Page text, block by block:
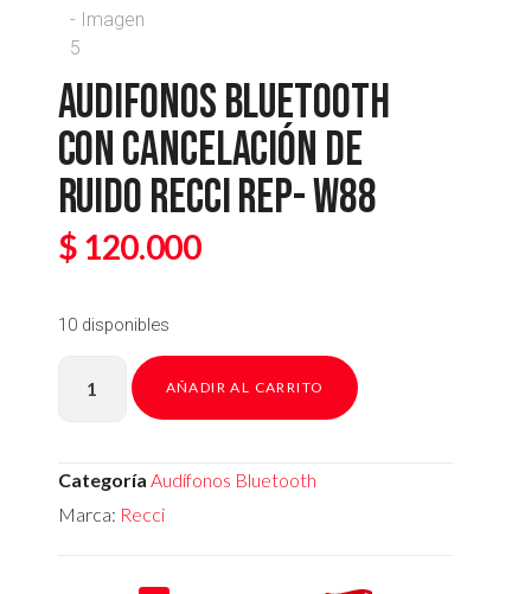
AUDIFONOS BLUETOOTH
CON CANCELACIÓN DE
RUIDO RECCI REP- W88
$ 120.000
10 disponibles
AÑADIR AL CARRITO
Categoría Audífonos Bluetooth
Marca: Recci